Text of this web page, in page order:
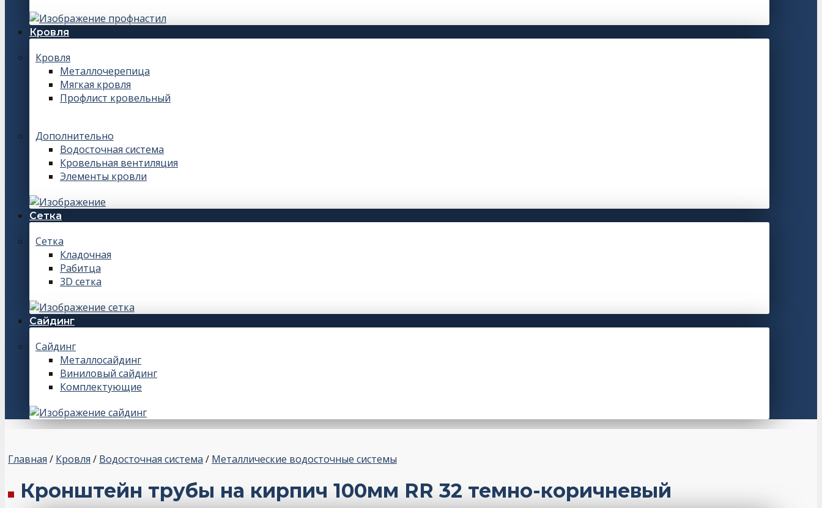
Кровля
Кровля
Металлочерепица
Мягкая кровля
Профлист кровельный
Дополнительно
Водосточная система
Кровельная вентиляция
Элементы кровли
Сетка
Сетка
Кладочная
Рабитца
3D сетка
Сайдинг
Сайдинг
Металлосайдинг
Виниловый сайдинг
Комплектующие
Главная / Кровля / Водосточная система / Металлические водосточные системы
Кронштейн трубы на кирпич 100мм RR 32 темно-коричневый